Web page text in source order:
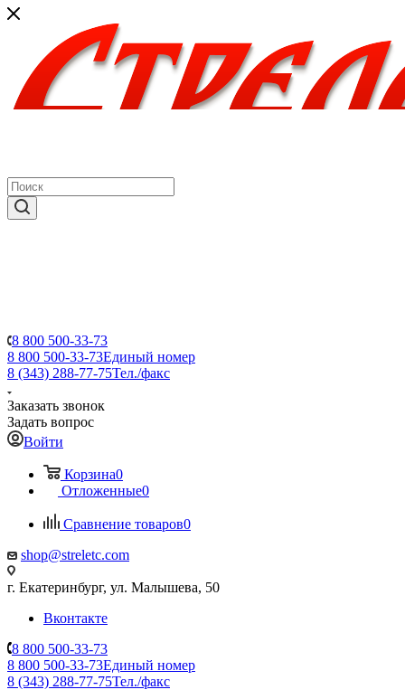
8 800 500-33-73
8 800 500-33-73Единый номер
8 (343) 288-77-75Тел./факс
Заказать звонок
Задать вопрос
Войти
Корзина0
Отложенные0
Сравнение товаров0
shop@streletc.com
г. Екатеринбург, ул. Малышева, 50
Вконтакте
8 800 500-33-73
8 800 500-33-73Единый номер
8 (343) 288-77-75Тел./факс